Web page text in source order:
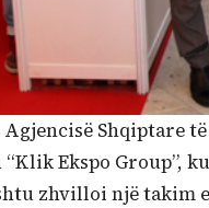
Shqiptare
Ekspo Group”,
zhvilloi një takim